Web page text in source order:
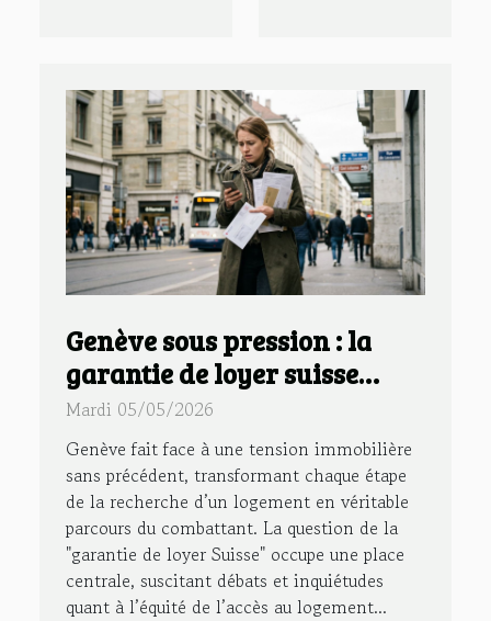
Genève sous pression : la
garantie de loyer suisse
questionne l’accès au
logement
Mardi 05/05/2026
Genève fait face à une tension immobilière
sans précédent, transformant chaque étape
de la recherche d’un logement en véritable
parcours du combattant. La question de la
"garantie de loyer Suisse" occupe une place
centrale, suscitant débats et inquiétudes
quant à l’équité de l’accès au logement...